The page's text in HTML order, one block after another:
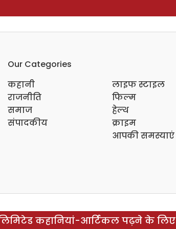
Our Categories
कहानी
राजनीति
समाज
संपादकीय
लाइफ स्टाइल
फिल्म
हेल्थ
क्राइम
आपकी समस्याएं
कहानियां-आर्टिकल पढ़ने के लिए